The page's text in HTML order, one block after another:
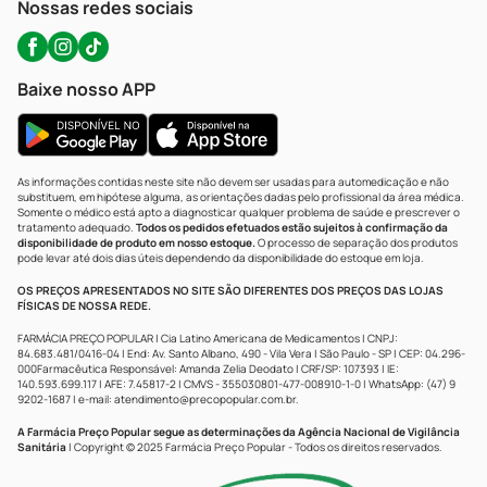
Nossas redes sociais
Baixe nosso APP
As informações contidas neste site não devem ser usadas para automedicação e não
substituem, em hipótese alguma, as orientações dadas pelo profissional da área médica.
Somente o médico está apto a diagnosticar qualquer problema de saúde e prescrever o
tratamento adequado. Todos os pedidos efetuados estão sujeitos à confirmação da
disponibilidade de produto em nosso estoque.O processo de separação dos produtos
pode levar até dois dias úteis dependendo da disponibilidade do estoque em loja.
OS PREÇOS APRESENTADOS NO SITE SÃO DIFERENTES DOS PREÇOS DAS LOJAS
FÍSICAS DE NOSSA REDE.
FARMÁCIA PREÇO POPULAR | Cia Latino Americana de Medicamentos | CNPJ:
84.683.481/0416-04 | End: Av. Santo Albano, 490 - Vila Vera | São Paulo - SP | CEP: 04.296-
000Farmacêutica Responsável: Amanda Zelia Deodato | CRF/SP: 107393 | IE:
140.593.699.117 | AFE: 7.45817-2 | CMVS - 355030801-477-008910-1-0 | WhatsApp: (47) 9
9202-1687 | e-mail: atendimento@precopopular.com.br.
A Farmácia Preço Popular segue as determinações da Agência Nacional de Vigilância
Sanitária | Copyright © 2025 Farmácia Preço Popular - Todos os direitos reservados.